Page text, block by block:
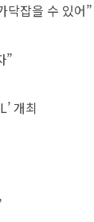
닥잡을 수 있어”
”
개최